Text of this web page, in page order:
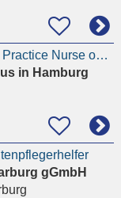
Pflegeexperten, Advanced Practice Nurse oder Onkologische Pflegekraft (m/w/d)
in Hamburg
gGmbH